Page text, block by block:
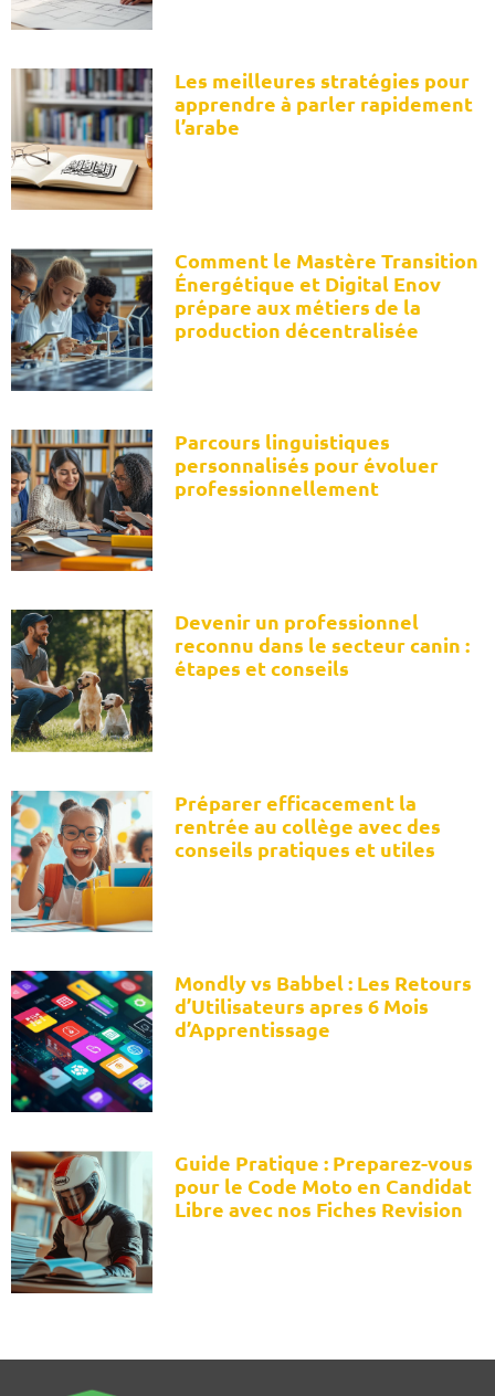
Les meilleures stratégies pour
apprendre à parler rapidement
l’arabe
Comment le Mastère Transition
Énergétique et Digital Enov
prépare aux métiers de la
production décentralisée
Parcours linguistiques
personnalisés pour évoluer
professionnellement
Devenir un professionnel
reconnu dans le secteur canin :
étapes et conseils
Préparer efficacement la
rentrée au collège avec des
conseils pratiques et utiles
Mondly vs Babbel : Les Retours
d’Utilisateurs apres 6 Mois
d’Apprentissage
Guide Pratique : Preparez-vous
pour le Code Moto en Candidat
Libre avec nos Fiches Revision